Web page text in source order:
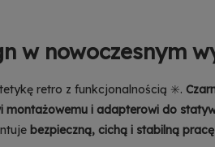
w nowoczesnym
retro z funkcjonalnością ✳️.
montażowemu i adapterowi do
bezpieczną, cichą i stabilną